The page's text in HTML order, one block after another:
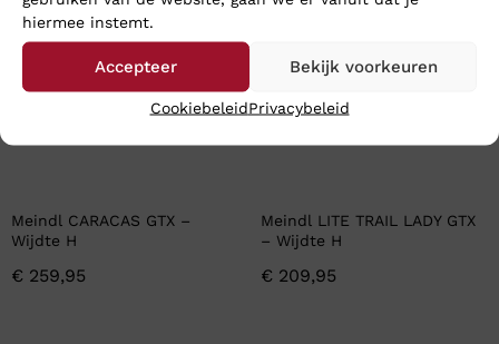
hiermee instemt.
Accepteer Bekijk voorkeuren
CookiebeleidPrivacybeleid
Meindl CARACAS GTX –
Wijdte H
€ 259,95
Meindl LITE TRAIL LADY GTX
– Wijdte H
€ 209,95